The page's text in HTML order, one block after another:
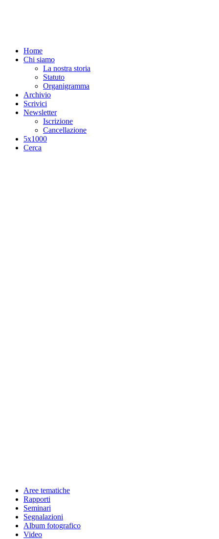
Home
Chi siamo
La nostra storia
Statuto
Organigramma
Archivio
Scrivici
Newsletter
Iscrizione
Cancellazione
5x1000
Cerca
Aree tematiche
Rapporti
Seminari
Segnalazioni
Album fotografico
Video